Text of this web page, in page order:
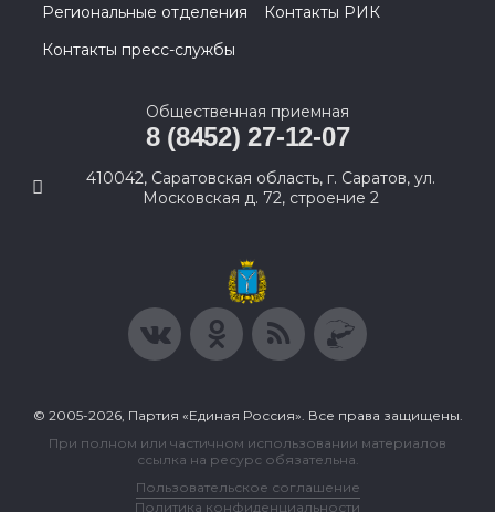
Региональные отделения
Контакты РИК
Контакты пресс-службы
Общественная приемная
8 (8452) 27-12-07
410042, Саратовская область, г. Саратов, ул.
Московская д. 72, строение 2
© 2005-2026, Партия «Единая Россия». Все права защищены.
При полном или частичном использовании материалов
ссылка на ресурс обязательна.
Пользовательское соглашение
Политика конфиденциальности